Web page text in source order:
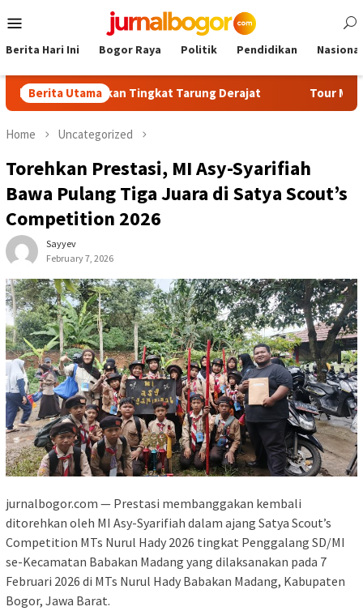
to
Menu
Berita Hari Ini Bogor Raya Politik Pendidikan Nasional
Berita Utama
Kenaikan Tingkat Tarung Derajat Tour Malasari Jadi
Home Uncategorized
Torehkan Prestasi, MI Asy-Syarifiah
Bawa Pulang Tiga Juara di Satya Scout’s
Competition 2026
Sayyev
February 7, 2026
jurnalbogor.com — Prestasi membanggakan kembali
ditorehkan oleh MI Asy-Syarifiah dalam ajang Satya Scout’s
Competition MTs Nurul Hady 2026 tingkat Penggalang SD/MI
se-Kecamatan Babakan Madang yang dilaksanakan pada 7
Februari 2026 di MTs Nurul Hady Babakan Madang, Kabupaten
Bogor, Jawa Barat.